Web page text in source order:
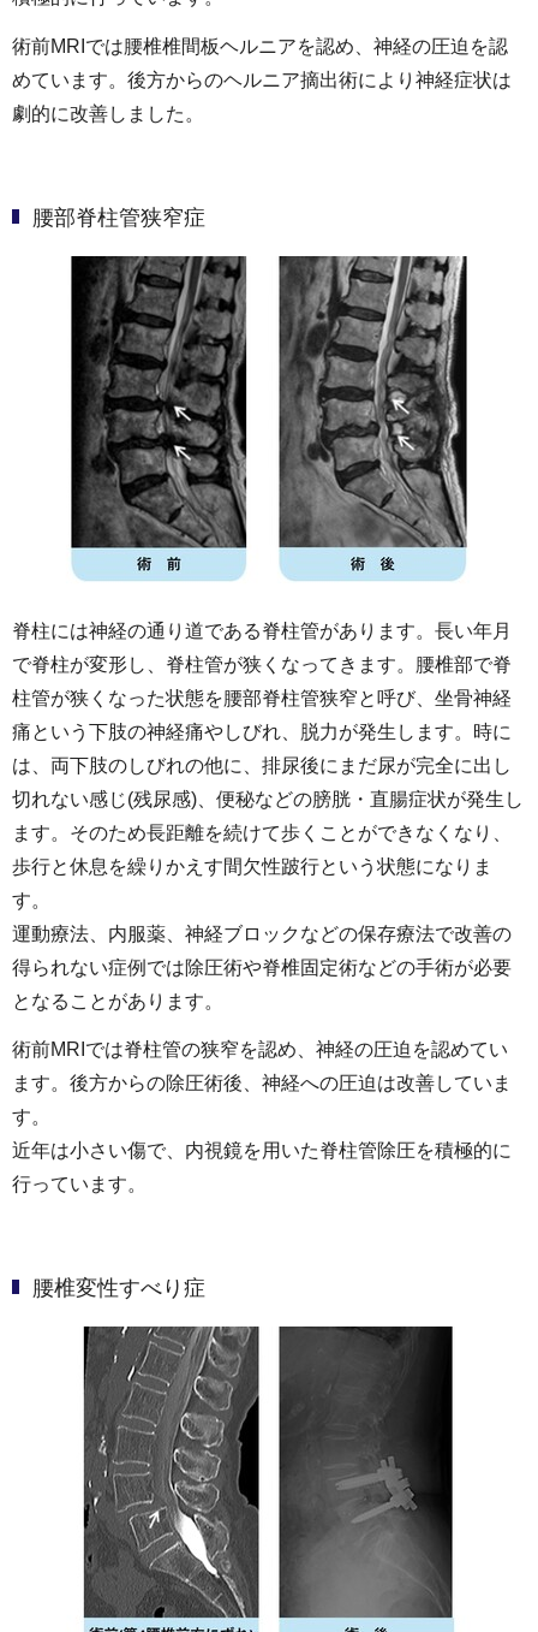
術前MRIでは腰椎椎間板ヘルニアを認め、神経の圧迫を認
めています。後方からのヘルニア摘出術により神経症状は
劇的に改善しました。
腰部脊柱管狭窄症
脊柱には神経の通り道である脊柱管があります。長い年月
で脊柱が変形し、脊柱管が狭くなってきます。腰椎部で脊
柱管が狭くなった状態を腰部脊柱管狭窄と呼び、坐骨神経
痛という下肢の神経痛やしびれ、脱力が発生します。時に
は、両下肢のしびれの他に、排尿後にまだ尿が完全に出し
切れない感じ(残尿感)、便秘などの膀胱・直腸症状が発生し
ます。そのため長距離を続けて歩くことができなくなり、
歩行と休息を繰りかえす間欠性跛行という状態になりま
す。
運動療法、内服薬、神経ブロックなどの保存療法で改善の
得られない症例では除圧術や脊椎固定術などの手術が必要
となることがあります。
術前MRIでは脊柱管の狭窄を認め、神経の圧迫を認めてい
ます。後方からの除圧術後、神経への圧迫は改善していま
す。
近年は小さい傷で、内視鏡を用いた脊柱管除圧を積極的に
行っています。
腰椎変性すべり症